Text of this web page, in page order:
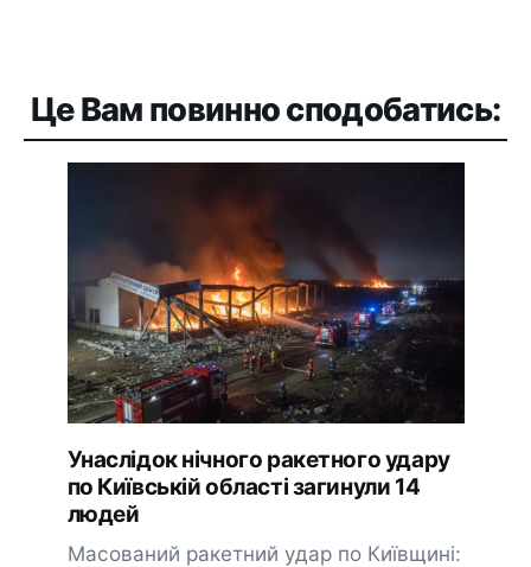
Це Вам повинно сподобатись:
Унаслідок нічного ракетного удару
по Київській області загинули 14
людей
Масований ракетний удар по Київщині: